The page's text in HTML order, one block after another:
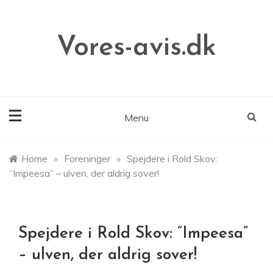
Vores-avis.dk
Menu
Home » Foreninger » Spejdere i Rold Skov:
”Impeesa” – ulven, der aldrig sover!
Spejdere i Rold Skov: ”Impeesa”
– ulven, der aldrig sover!